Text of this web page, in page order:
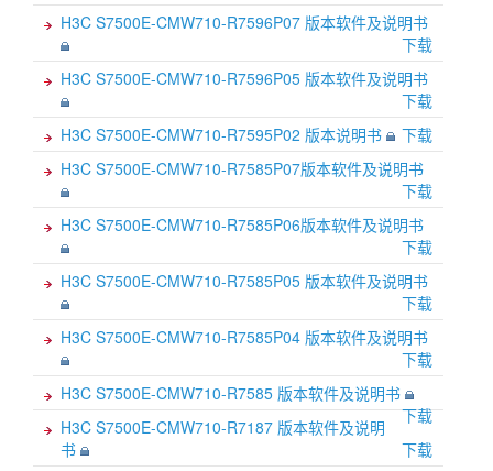
H3C S7500E-CMW710-R7596P07 版本软件及说明书
下载
H3C S7500E-CMW710-R7596P05 版本软件及说明书
下载
H3C S7500E-CMW710-R7595P02 版本说明书
下载
H3C S7500E-CMW710-R7585P07版本软件及说明书
下载
H3C S7500E-CMW710-R7585P06版本软件及说明书
下载
H3C S7500E-CMW710-R7585P05 版本软件及说明书
下载
H3C S7500E-CMW710-R7585P04 版本软件及说明书
下载
H3C S7500E-CMW710-R7585 版本软件及说明书
下载
H3C S7500E-CMW710-R7187 版本软件及说明
书
下载